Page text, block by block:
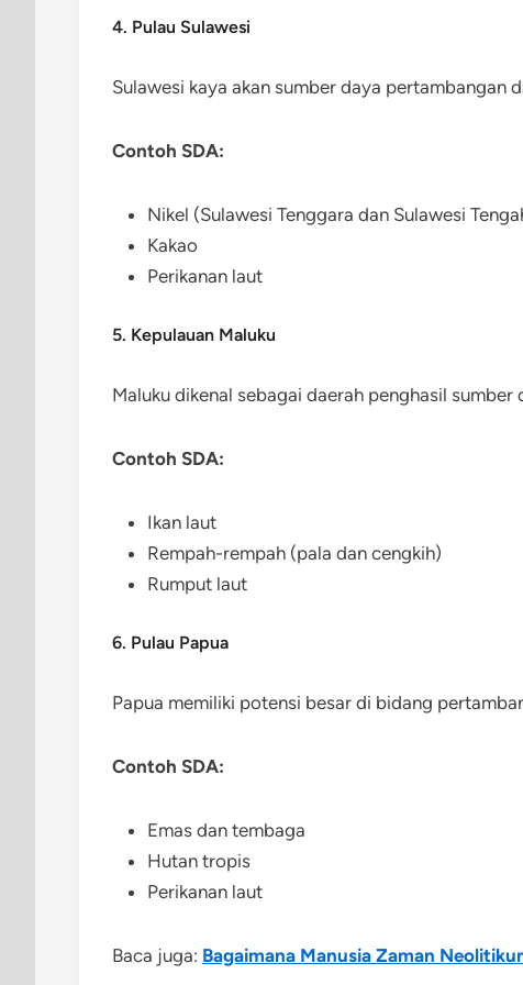
4. Pulau Sulawesi
Sulawesi kaya akan sumber daya pertambangan
Contoh SDA:
Nikel (Sulawesi Tenggara dan Sulawesi
Kakao
Perikanan laut
5. Kepulauan Maluku
Maluku dikenal sebagai daerah penghasil sumber
Contoh SDA:
Ikan laut
Rempah-rempah (pala dan cengkih)
Rumput laut
6. Pulau Papua
Papua memiliki potensi besar di bidang
Contoh SDA:
Emas dan tembaga
Hutan tropis
Perikanan laut
Baca juga: Bagaimana Manusia Zaman